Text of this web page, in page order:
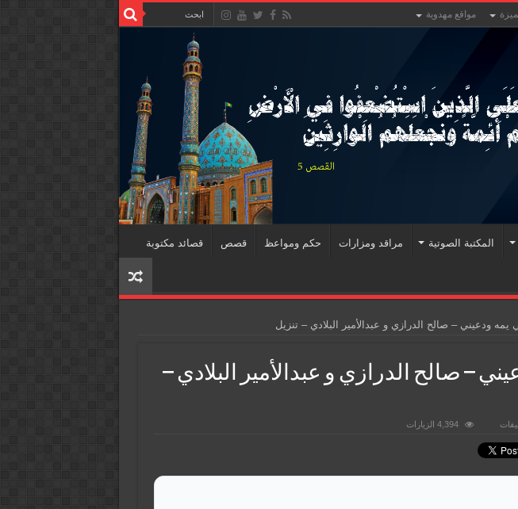
مواقع مهدوية
المكتبة الصوتية مراقد ومزارات حكم ومواعظ قصص قصائد مكتوبة
يمه ودعيني – صالح الدرازي و عبدالأمير البلادي – تنزيل
– صالح الدرازي و عبدالأمير البلادي –
يمه
ودعيني
صالح
4,394 الزيارات